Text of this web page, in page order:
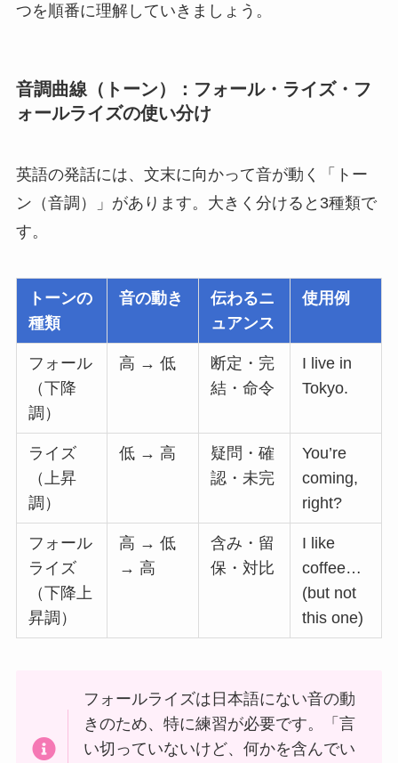
つを順番に理解していきましょう。
音調曲線（トーン）：フォール・ライズ・フ
ォールライズの使い分け
英語の発話には、文末に向かって音が動く「トー
ン（音調）」があります。大きく分けると3種類で
す。
トーンの
種類
音の動き
伝わるニ
ュアンス
使用例
フォール
（下降
調）
高 → 低
断定・完
結・命令
I live in
Tokyo.
ライズ
（上昇
調）
低 → 高
疑問・確
認・未完
You’re
coming,
right?
フォール
ライズ
（下降上
昇調）
高 → 低
→ 高
含み・留
保・対比
I like
coffee…
(but not
this one)
フォールライズは日本語にない音の動
きのため、特に練習が必要です。「言
い切っていないけど、何かを含んでい